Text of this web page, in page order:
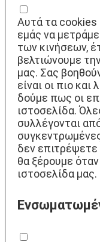
Αυτά τα cookies
εμάς να
των κινήσεων,
βελτιώνουμε
μας. Σας
είναι οι πιο και
δούμε πως οι
ιστοσελίδα.
συλλέγονται
δεν
θα ξέρουμε
ιστοσελίδα μας.